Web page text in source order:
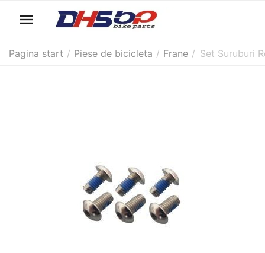
Pagina start / Piese de bicicleta / Frane / Set Suruburi